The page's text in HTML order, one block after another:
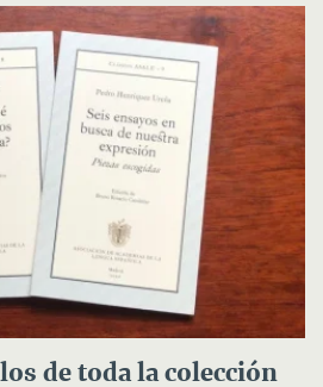
de toda la colección